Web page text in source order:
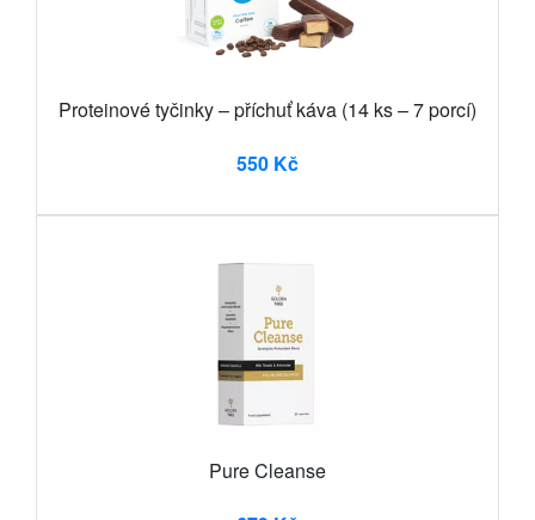
Proteinové tyčinky – příchuť káva (14 ks – 7 porcí)
550 Kč
Pure Cleanse